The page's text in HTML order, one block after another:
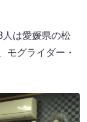
は愛媛県の松
モグライダー・